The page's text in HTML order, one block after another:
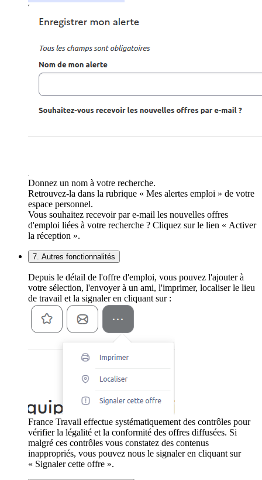
Donnez un nom à votre recherche.
Retrouvez-la dans la rubrique « Mes alertes emploi » de votre
espace personnel.
Vous souhaitez recevoir par e-mail les nouvelles offres
d'emploi liées à votre recherche ? Cliquez sur le lien « Activer
la réception ».
7. Autres fonctionnalités
Depuis le détail de l'offre d'emploi, vous pouvez l'ajouter à
votre sélection, l'envoyer à un ami, l'imprimer, localiser le lieu
de travail et la signaler en cliquant sur :
France Travail effectue systématiquement des contrôles pour
vérifier la légalité et la conformité des offres diffusées. Si
malgré ces contrôles vous constatez des contenus
inappropriés, vous pouvez nous le signaler en cliquant sur
« Signaler cette offre ».